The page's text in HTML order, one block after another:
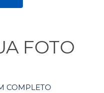
FOTO
COMPLETO